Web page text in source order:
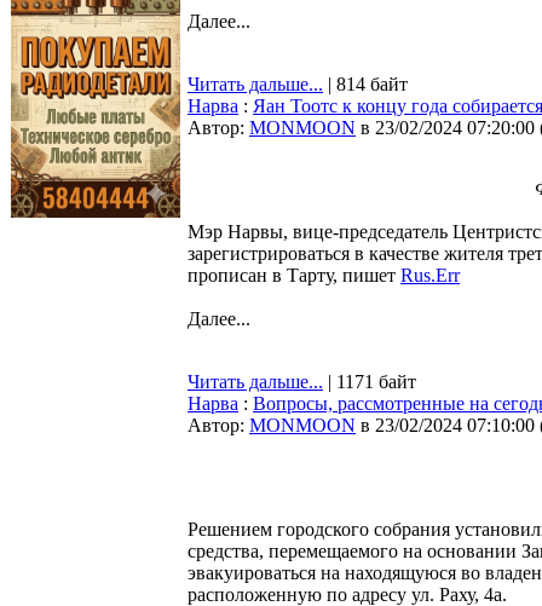
Далее...
Читать дальше... | 814 байт
Нарва : Яан Тоотс к концу года
Автор: MONMOON в 23/02/2024 07:20:00
Мэр Нарвы, вице-председатель
зарегистрироваться в качестве жителя
прописан в Тарту, пишет Rus.Err
Далее...
Читать дальше... | 1171 байт
Нарва : Вопросы, рассмотренные на
Автор: MONMOON в 23/02/2024 07:10:00
Решением городского собрания
средства, перемещаемого на основании
эвакуироваться на находящуюся во
расположенную по адресу ул. Раху, 4a.